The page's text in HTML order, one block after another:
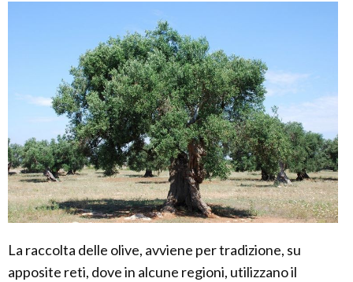
La raccolta delle olive, avviene per tradizione, su
apposite reti, dove in alcune regioni, utilizzano il